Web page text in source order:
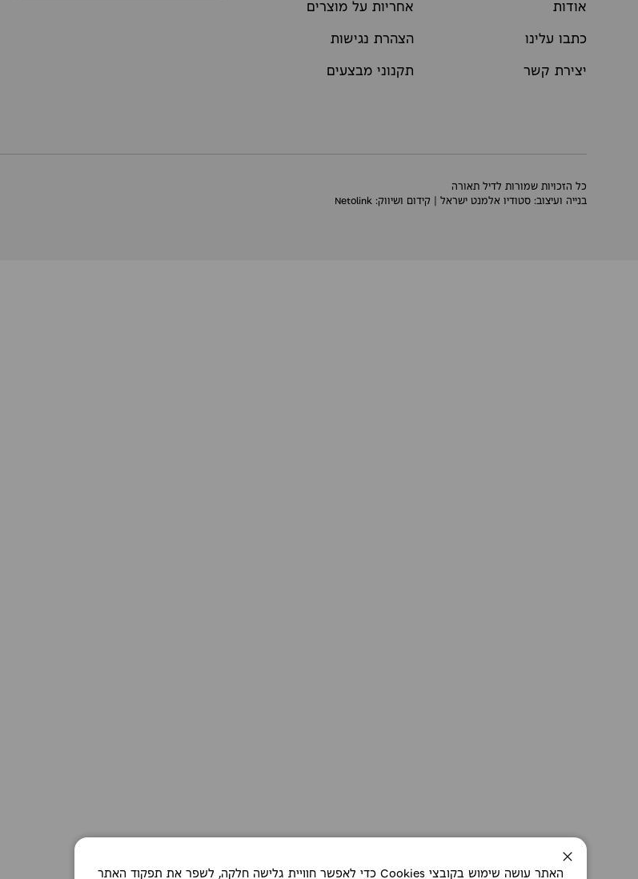
סגירה האתר עושה שימוש בקובצי Cookies כדי לאפשר חוויית גלישה חלקה, לשפר את תפקוד האתר
אודות
כתבו עלינו
יצירת קשר
אחריות על מוצרים
הצהרת נגישות
תקנוני מבצעים
כל הזכויות שמורות לדיל תאורה
בנייה ועיצוב: סטודיו אלמנט ישראל | קידום ושיווק: Netolink